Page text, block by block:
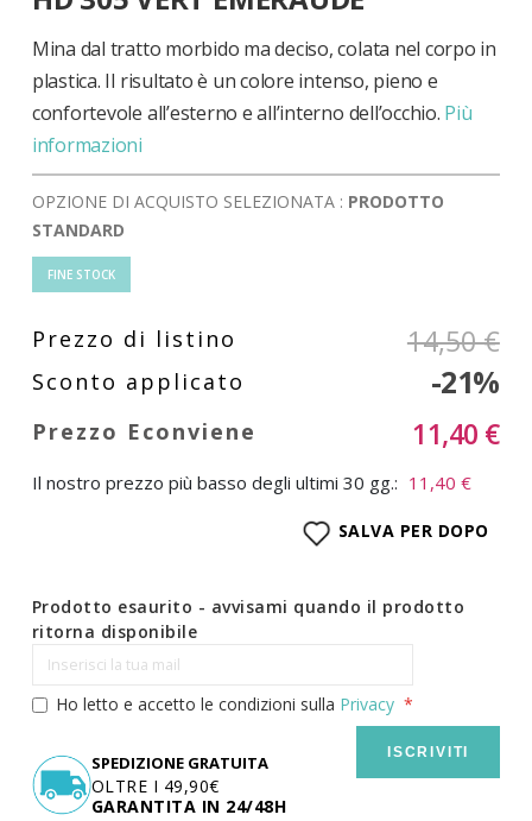
Mina dal tratto morbido ma deciso, colata nel corpo in
plastica. Il risultato è un colore intenso, pieno e
confortevole all’esterno e all’interno dell’occhio. Più
informazioni
OPZIONE DI ACQUISTO SELEZIONATA : PRODOTTO
STANDARD
FINE STOCK
14,50 €
-21%
11,40 €
Il nostro prezzo più basso degli ultimi 30 gg.: 11,40 €
SALVA PER DOPO
Prodotto esaurito - avvisami quando il prodotto
ritorna disponibile
Ho letto e accetto le condizioni sulla Privacy
ISCRIVITI
SPEDIZIONE GRATUITA
OLTRE I 49,90€
GARANTITA IN 24/48H